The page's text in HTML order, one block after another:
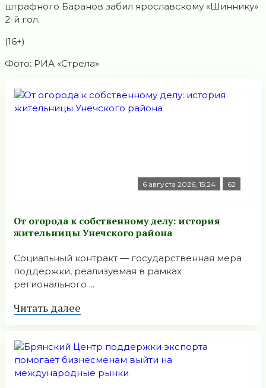
штрафного Баранов забил ярoславскому «Шиннику»
2-й гoл.
(16+)
Фото: РИА «Стрела»
6 августа 2026, 15:24 62
От огорода к собственному делу: история
жительницы Унечского района
Социальный контракт — государственная мера
поддержки, реализуемая в рамках
регионального ...
Читать далее